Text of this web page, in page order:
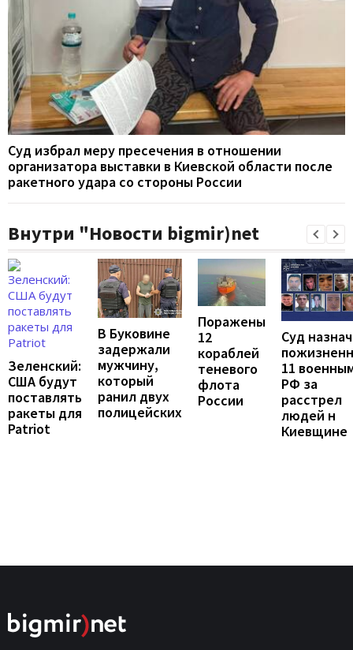
Суд избрал меру пресечения в отношении
организатора выставки в Киевской области после
ракетного удара со стороны России
Внутри "Новости bigmir)net
Зеленский:
США будут
поставлять
ракеты для
Patriot
В Буковине
задержали
мужчину,
который
ранил двух
полицейских
Поражены
12
кораблей
теневого
флота
России
Суд
11
РФ за
расстрел
людей н
Киевщине